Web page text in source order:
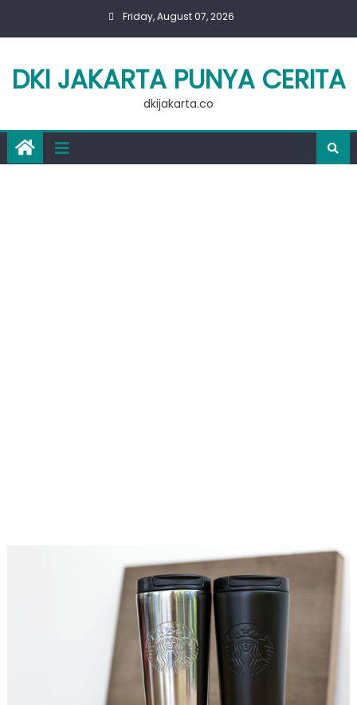
Friday, August 07, 2026
DKI JAKARTA PUNYA CERITA
dkijakarta.co